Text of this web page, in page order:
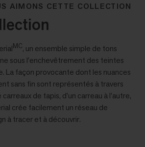
AIMONS CETTE COLLECTION
MC, un ensemble simple de tons
sous l’enchevêtrement des teintes
La façon provocante dont les nuances
sans fin sont représentés à travers
de tapis, d’un carreau à l’autre,
crée facilement un réseau de
à tracer et à découvrir.